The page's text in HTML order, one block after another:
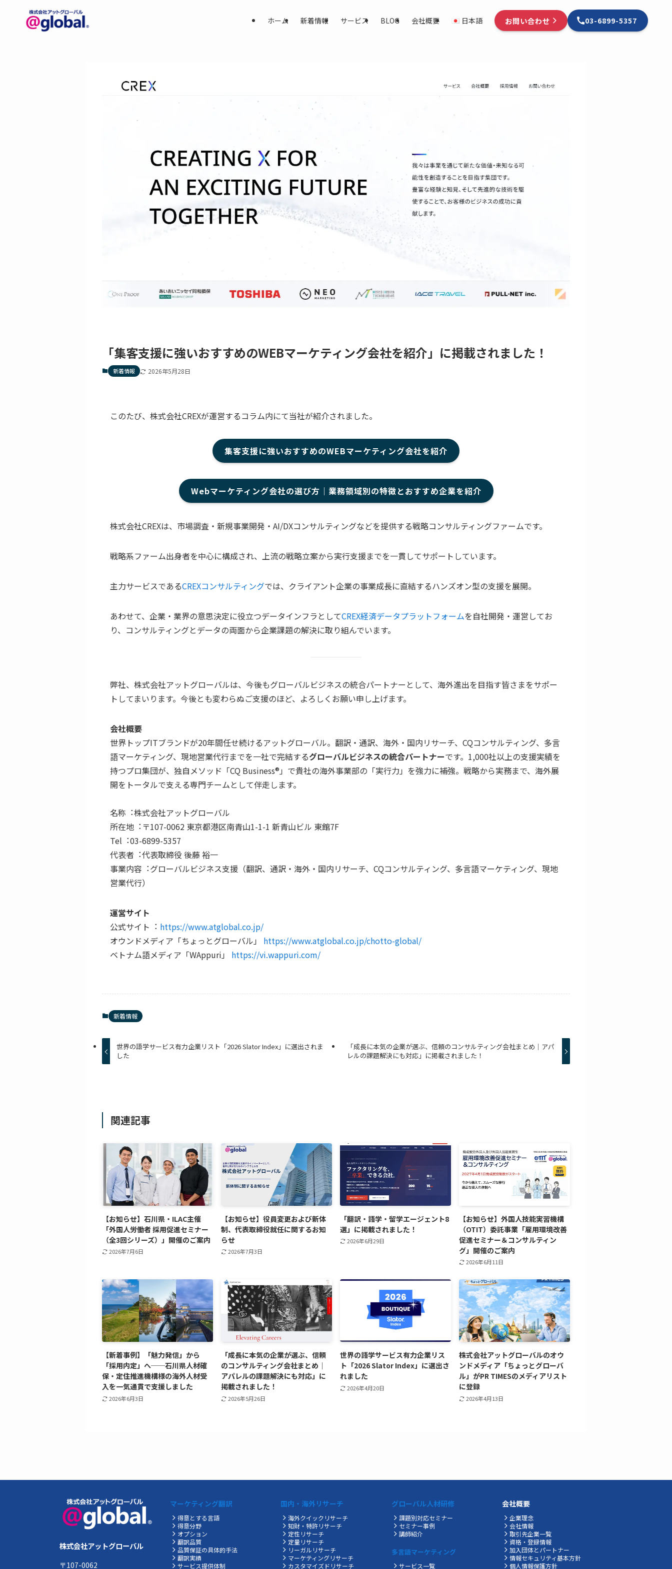
ホーム 新着情報 サービス BLOG 会社概要 日本語 お問い合わせ 03-6899-5357
「集客支援に強いおすすめのWEBマーケティング会社を紹介」に掲載されました！
新着情報 2026年5月28日
このたび、株式会社CREXが運営するコラム内にて当社が紹介されました。
集客支援に強いおすすめのWEBマーケティング会社を紹介
Webマーケティング会社の選び方｜業務領域別の特徴とおすすめ企業を紹介
株式会社CREXは、市場調査・新規事業開発・AI/DXコンサルティングなどを提供する戦略コンサルティングファームです。
戦略系ファーム出身者を中心に構成され、上流の戦略立案から実行支援までを一貫してサポートしています。
主力サービスであるCREXコンサルティングでは、クライアント企業の事業成長に直結するハンズオン型の支援を展開。
あわせて、企業・業界の意思決定に役立つデータインフラとしてCREX経済データプラットフォームを自社開発・運営してお
り、コンサルティングとデータの両面から企業課題の解決に取り組んでいます。
弊社、株式会社アットグローバルは、今後もグローバルビジネスの統合パートナーとして、海外進出を目指す皆さまをサポー
トしてまいります。今後とも変わらぬご支援のほど、よろしくお願い申し上げます。
会社概要
世界トップITブランドが20年間任せ続けるアットグローバル。翻訳・通訳、海外・国内リサーチ、CQコンサルティング、多言
語マーケティング、現地営業代行までを一社で完結するグローバルビジネスの統合パートナーです。1,000社以上の支援実績を
持つプロ集団が、独自メソッド「CQ Business®」で貴社の海外事業部の「実行力」を強力に補強。戦略から実務まで、海外展
開をトータルで支える専門チームとして伴走します。
名称︓株式会社アットグローバル
所在地︓〒107-0062 東京都港区南青山1-1-1 新青山ビル 東館7F
Tel︓03-6899-5357
代表者︓代表取締役 後藤 裕⼀
事業内容︓グローバルビジネス⽀援（翻訳、通訳・海外・国内リサーチ、CQコンサルティング、多言語マーケティング、現地
営業代行）
運営サイト
公式サイト︓ https://www.atglobal.co.jp/
オウンドメディア「ちょっとグローバル」
https://www.atglobal.co.jp/chotto-global/
ベトナム語メディア「WAppuri」 https://vi.wappuri.com/
新着情報
世界の語学サービス有力企業リスト「2026 Slator Index」に選出されま
した
「成長に本気の企業が選ぶ、信頼のコンサルティング会社まとめ｜アパ
レルの課題解決にも対応」に掲載されました！
関連記事
【お知らせ】石川県・ILAC主催
「外国人労働者 採用促進セミナー
（全3回シリーズ）」開催のご案内
2026年7月6日
【お知らせ】役員変更および新体
制、代表取締役就任に関するお知
らせ
2026年7月3日
「翻訳・語学・留学エージェント8
選」に掲載されました！
2026年6月29日
【お知らせ】外国人技能実習機構
（OTIT）委託事業「雇用環境改善
促進セミナー＆コンサルティン
グ」開催のご案内
2026年6月11日
【新着事例】「魅力発信」から
「採用内定」へ──石川県人材確
保・定住推進機構様の海外人材受
入を一気通貫で支援しました
2026年6月3日
「成長に本気の企業が選ぶ、信頼
のコンサルティング会社まとめ｜
アパレルの課題解決にも対応」に
掲載されました！
2026年5月26日
世界の語学サービス有力企業リス
ト「2026 Slator Index」に選出さ
れました
2026年4月20日
株式会社アットグローバルのオウ
ンドメディア「ちょっとグローバ
ル」がPR TIMESのメディアリスト
に登録
2026年4月13日
株式会社アットグローバル
〒107-0062
マーケティング翻訳
得意とする言語
得意分野
オプション
翻訳品質
品質保証の具体的手法
翻訳実績
サービス提供体制
国内・海外リサーチ
海外クイックリサーチ
知財・特許リサーチ
定性リサーチ
定量リサーチ
リーガルリサーチ
マーケティングリサーチ
カスタマイズドリサーチ
グローバル人材研修
課題別対応セミナー
セミナー事例
講師紹介
多言語マーケティング
サービス一覧
会社概要
企業理念
会社情報
取引先企業一覧
資格・登録情報
加入団体とパートナー
情報セキュリティ基本方針
個人情報保護方針